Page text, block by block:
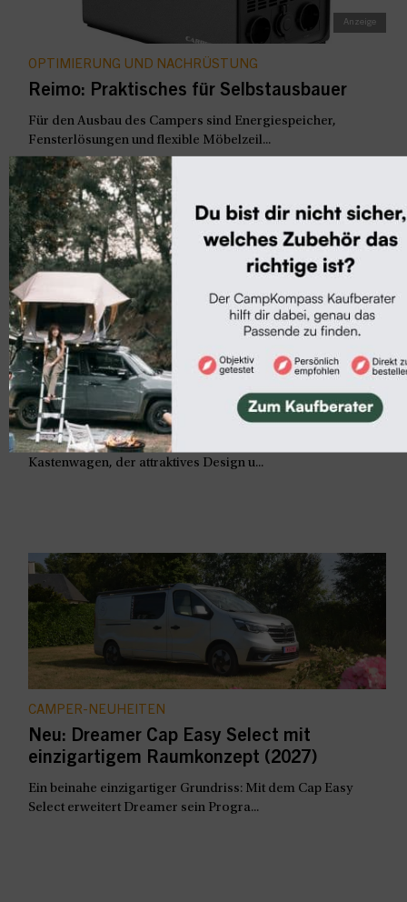
OPTIMIERUNG UND NACHRÜSTUNG
Reimo: Praktisches für Selbstausbauer
Für den Ausbau des Campers sind Energiespeicher,
Fensterlösungen und flexible Möbelzeil...
CAMPER-NEUHEITEN
Neu: Weinsberg CaraBus Grey Edition Fire
Weinsberg setzt den CaraBus neu auf und bringt einen
Kastenwagen, der attraktives Design u...
CAMPER-NEUHEITEN
Neu: Dreamer Cap Easy Select mit
einzigartigem Raumkonzept (2027)
Ein beinahe einzigartiger Grundriss: Mit dem Cap Easy
Select erweitert Dreamer sein Progra...